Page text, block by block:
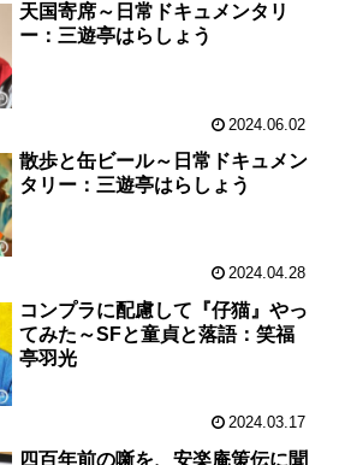
天国寄席～日常ドキュメンタリ
ー：三遊亭はらしょう
2024.06.02
散歩と缶ビール～日常ドキュメン
タリー：三遊亭はらしょう
2024.04.28
コンプラに配慮して『仔猫』やっ
てみた～SFと童貞と落語：笑福
亭羽光
2024.03.17
四百年前の噺を、安楽庵策伝に聞